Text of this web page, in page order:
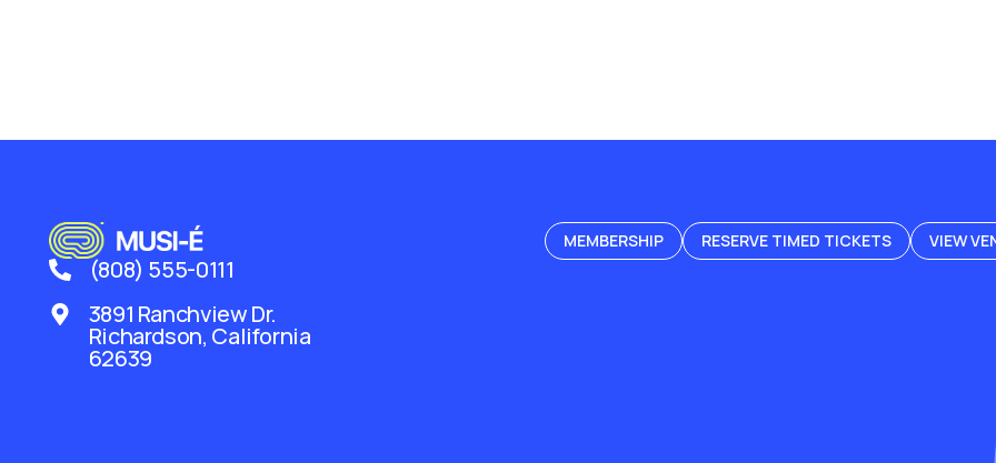
(808) 555-0111
3891 Ranchview Dr.
Richardson, California
62639
MEMBERSHIP RESERVE TIMED TICKETS VIEW